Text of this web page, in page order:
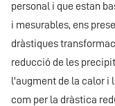
personal i que estan
i mesurables, ens
dràstiques
reducció de les
l'augment de la calor i
com per la dràstica